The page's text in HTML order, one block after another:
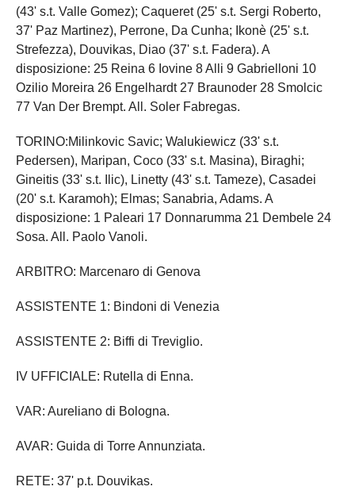
(43' s.t. Valle Gomez); Caqueret (25' s.t. Sergi Roberto,
37' Paz Martinez), Perrone, Da Cunha; Ikonè (25' s.t.
Strefezza), Douvikas, Diao (37' s.t. Fadera). A
disposizione: 25 Reina 6 Iovine 8 Alli 9 Gabrielloni 10
Ozilio Moreira 26 Engelhardt 27 Braunoder 28 Smolcic
77 Van Der Brempt. All. Soler Fabregas.
TORINO:Milinkovic Savic; Walukiewicz (33' s.t.
Pedersen), Maripan, Coco (33' s.t. Masina), Biraghi;
Gineitis (33' s.t. Ilic), Linetty (43' s.t. Tameze), Casadei
(20' s.t. Karamoh); Elmas; Sanabria, Adams. A
disposizione: 1 Paleari 17 Donnarumma 21 Dembele 24
Sosa. All. Paolo Vanoli.
ARBITRO: Marcenaro di Genova
ASSISTENTE 1: Bindoni di Venezia
ASSISTENTE 2: Biffi di Treviglio.
IV UFFICIALE: Rutella di Enna.
VAR: Aureliano di Bologna.
AVAR: Guida di Torre Annunziata.
RETE: 37' p.t. Douvikas.